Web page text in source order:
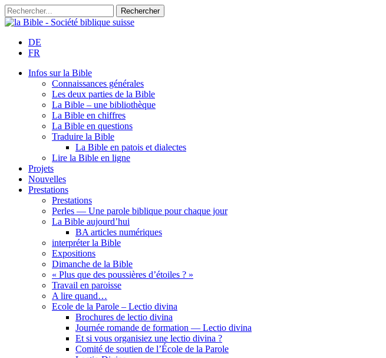
DE
FR
Infos sur la Bible
Connaissances générales
Les deux parties de la Bible
La Bible – une bibliothèque
La Bible en chiffres
La Bible en questions
Traduire la Bible
La Bible en patois et dialectes
Lire la Bible en ligne
Projets
Nouvelles
Prestations
Prestations
Perles — Une parole biblique pour chaque jour
La Bible aujourd’hui
BA articles numériques
interpréter la Bible
Expositions
Dimanche de la Bible
« Plus que des poussières d’étoiles ? »
Travail en paroisse
A lire quand…
Ecole de la Parole – Lectio divina
Brochures de lectio divina
Journée romande de formation — Lectio divina
Et si vous organisiez une lectio divina ?
Comité de soutien de l’École de la Parole